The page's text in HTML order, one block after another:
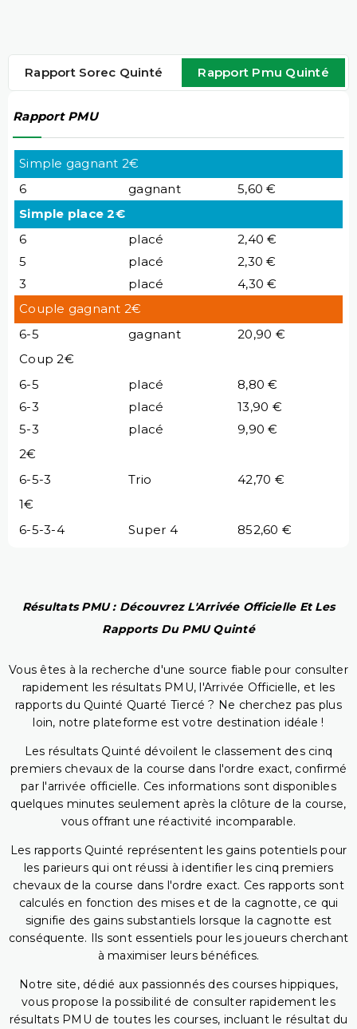
Rapport Sorec Quinté Rapport Pmu Quinté
Rapport PMU
Simple gagnant 2€
6
gagnant
5,60 €
Simple place 2€
6
placé
2,40 €
5
placé
2,30 €
3
placé
4,30 €
Couple gagnant 2€
6-5
gagnant
20,90 €
Coup 2€
6-5
placé
8,80 €
6-3
placé
13,90 €
5-3
placé
9,90 €
2€
6-5-3
Trio
42,70 €
1€
6-5-3-4
Super 4 852,60 €
Résultats PMU : Découvrez L'Arrivée Officielle Et Les
Rapports Du PMU Quinté
Vous êtes à la recherche d'une source fiable pour consulter
rapidement les résultats PMU, l'Arrivée Officielle, et les
rapports du Quinté Quarté Tiercé ? Ne cherchez pas plus
loin, notre plateforme est votre destination idéale !
Les résultats Quinté dévoilent le classement des cinq
premiers chevaux de la course dans l'ordre exact, confirmé
par l'arrivée officielle. Ces informations sont disponibles
quelques minutes seulement après la clôture de la course,
vous offrant une réactivité incomparable.
Les rapports Quinté représentent les gains potentiels pour
les parieurs qui ont réussi à identifier les cinq premiers
chevaux de la course dans l'ordre exact. Ces rapports sont
calculés en fonction des mises et de la cagnotte, ce qui
signifie des gains substantiels lorsque la cagnotte est
conséquente. Ils sont essentiels pour les joueurs cherchant
à maximiser leurs bénéfices.
Notre site, dédié aux passionnés des courses hippiques,
vous propose la possibilité de consulter rapidement les
résultats PMU de toutes les courses, incluant le résultat du